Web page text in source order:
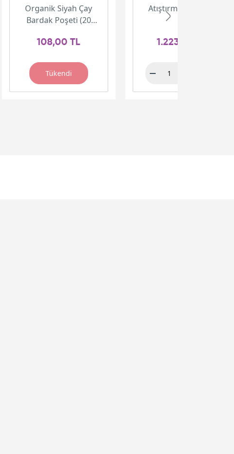
Organik Siyah Çay
Bardak Poşeti (20
108,00 TL
Tükendi
Atıştırmalık Paketi
1.223,00 TL